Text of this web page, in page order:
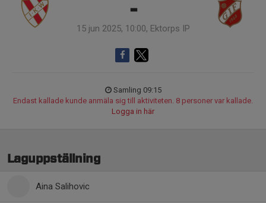
-
15 jun 2025, 10:00, Ektorps IP
Samling 09:15
Endast kallade kunde anmäla sig till aktiviteten. 8 personer var kallade.
Logga in här
Laguppställning
Aina Salihovic